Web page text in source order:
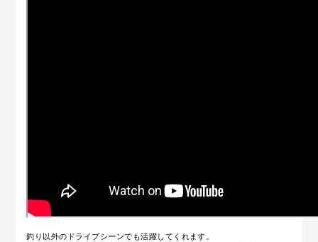
釣り以外のドライブシーンでも活躍してくれます。